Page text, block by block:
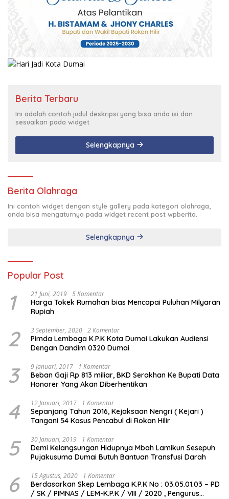
Berita Terbaru
Ini adalah contoh judul deskripsi yang bisa anda isi dan
sesuaikan pada widget
Selengkapnya
Berita Olahraga
Ini contoh widget dengan style gallery pada kategori olahraga,
anda bisa mengaturnya pada widget recent post wpberita.
Selengkapnya
Popular Post
1 21 Juni, 2019 5 Komentar
Harga Tokek Rumahan bias Mencapai Puluhan Milyaran
Rupiah
2 3 September, 2020 2 Komentar
Pimda Lembaga K.P.K Kota Dumai Lakukan Audiensi
Dengan Dandim 0320 Dumai
3 9 Januari, 2017 1 Komentar
Beban Gaji Rp 813 miliar, BKD Serakhan Ke Bupati Data
Honorer Yang Akan Diberhentikan
4 12 Januari, 2017 1 Komentar
Sepanjang Tahun 2016, Kejaksaan Nengri ( Kejari )
Tangani 54 Kasus Pencabul di Rokan Hilir
5 30 Januari, 2019 1 Komentar
Demi Kelangsungan Hidupnya Mbah Lamikun Sesepuh
Pujakusuma Dumai Butuh Bantuan Transfusi Darah
6 15 Agustus, 2020 1 Komentar
Berdasarkan Skep Lembaga K.P.K No : 03.05.01.03 – PD
/ SK / PIMNAS / LEM-K.P.K / VIII / 2020 , Pengurus